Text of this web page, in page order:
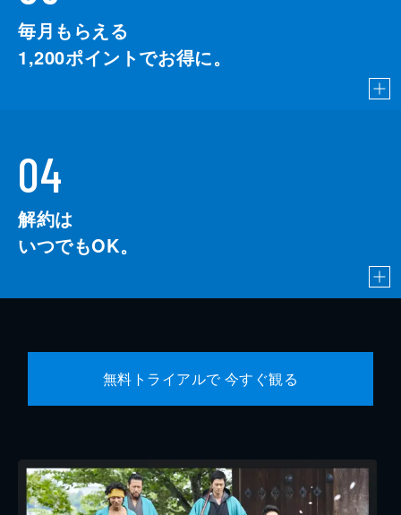
毎月もらえる
1,200ポイントでお得に。
04
解約は
いつでもOK。
無料トライアルで 今すぐ観る